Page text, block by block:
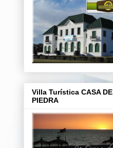
Villa Turística CASA DE
PIEDRA